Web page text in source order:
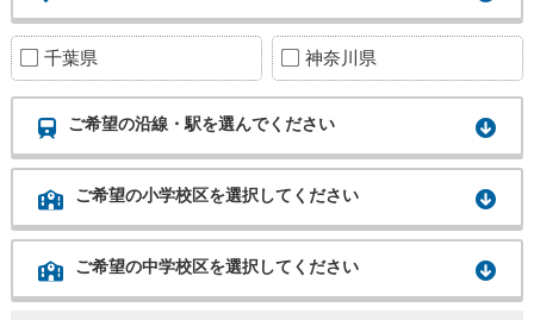
千葉県 神奈川県
ご希望の沿線・駅を選んでください
ご希望の小学校区を選択してください
ご希望の中学校区を選択してください